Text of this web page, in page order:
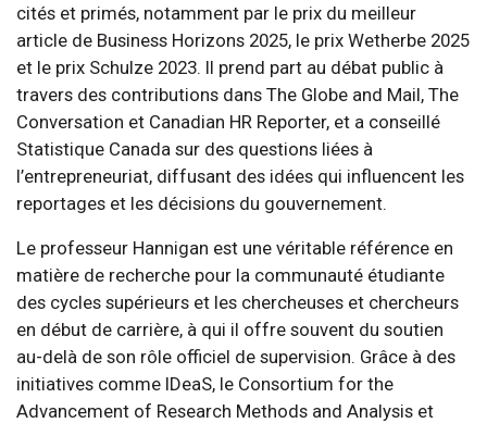
cités et primés, notamment par le prix du meilleur
article de Business Horizons 2025, le prix Wetherbe 2025
et le prix Schulze 2023. Il prend part au débat public à
travers des contributions dans The Globe and Mail, The
Conversation et Canadian HR Reporter, et a conseillé
Statistique Canada sur des questions liées à
l’entrepreneuriat, diffusant des idées qui influencent les
reportages et les décisions du gouvernement.
Le professeur Hannigan est une véritable référence en
matière de recherche pour la communauté étudiante
des cycles supérieurs et les chercheuses et chercheurs
en début de carrière, à qui il offre souvent du soutien
au-delà de son rôle officiel de supervision. Grâce à des
initiatives comme IDeaS, le Consortium for the
Advancement of Research Methods and Analysis et